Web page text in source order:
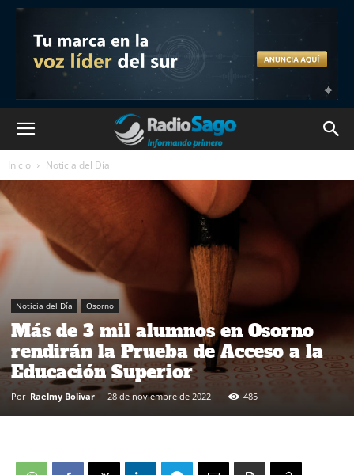
Inicio Noticia del Día
Noticia del Día Osorno
Más de 3 mil alumnos en Osorno
rendirán la Prueba de Acceso a la
Educación Superior
Por Raelmy Bolivar - 28 de noviembre de 2022 485